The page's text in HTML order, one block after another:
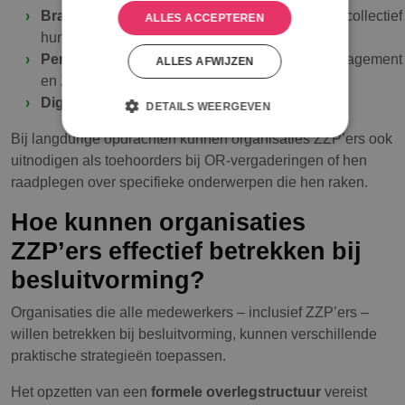
Branchebrede initiatievenwaar zelfstandigen collectief
hun stem laten horen
Periodieke rondetafelgesprekken
tussen management
en ZZP-vertegenwoordigers
Digitale platformsvoor ideeën en feedback
Bij langdurige opdrachten kunnen organisaties ZZP’ers ook
uitnodigen als toehoorders bij OR-vergaderingen of hen
raadplegen over specifieke onderwerpen die hen raken.
Hoe kunnen organisaties
ZZP’ers effectief betrekken bij
besluitvorming?
Organisaties die alle medewerkers – inclusief ZZP’ers –
willen betrekken bij besluitvorming, kunnen verschillende
praktische strategieën toepassen.
Het opzetten van een formele overlegstructuurvereist
ALLES ACCEPTEREN
ALLES AFWIJZEN
DETAILS WEERGEVEN